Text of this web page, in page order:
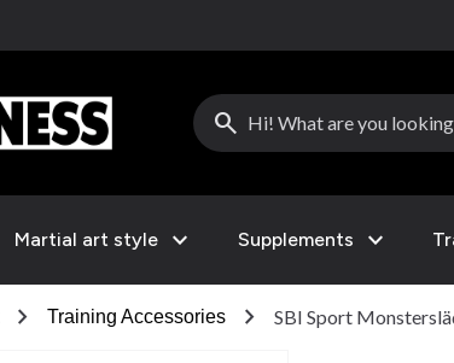
search
Martial art style expand_more Supplements expand_more
chevron_right Training Accessories chevron_right SBI Sport